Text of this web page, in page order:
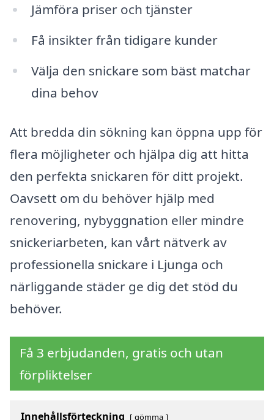
Jämföra priser och tjänster
Få insikter från tidigare kunder
Välja den snickare som bäst matchar
dina behov
Att bredda din sökning kan öppna upp för
flera möjligheter och hjälpa dig att hitta
den perfekta snickaren för ditt projekt.
Oavsett om du behöver hjälp med
renovering, nybyggnation eller mindre
snickeriarbeten, kan vårt nätverk av
professionella snickare i Ljunga och
närliggande städer ge dig det stöd du
behöver.
Få 3 erbjudanden, gratis och utan
förpliktelser
Innehållsförteckning gömma